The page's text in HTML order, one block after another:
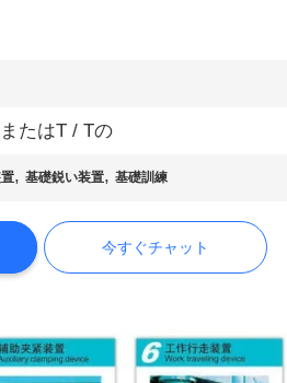
たはT / Tの
,基礎鋭い装置,基礎訓練
今すぐチャット